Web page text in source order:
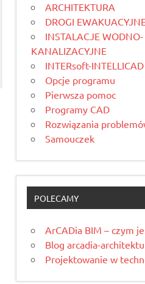
ARCHITEKTURA
DROGI
INSTALACJE WODNO-
KANALIZACYJNE
INTERsoft-INTELLICAD
Opcje programu
Pierwsza pomoc
Programy CAD
Rozwiązania
Samouczek
POLECAMY
ArCADia BIM – czym
Blog arcadia-
Projektowanie w